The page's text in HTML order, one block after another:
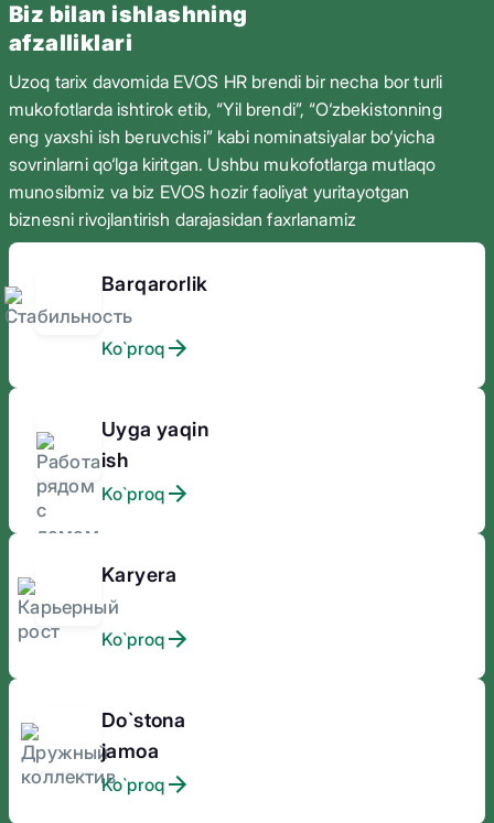
Biz bilan ishlashning
afzalliklari
Uzoq tarix davomida EVOS HR brendi bir necha bor turli
mukofotlarda ishtirok etib, “Yil brendi”, “O‘zbekistonning
eng yaxshi ish beruvchisi” kabi nominatsiyalar bo‘yicha
sovrinlarni qo‘lga kiritgan. Ushbu mukofotlarga mutlaqo
munosibmiz va biz EVOS hozir faoliyat yuritayotgan
biznesni rivojlantirish darajasidan faxrlanamiz
Barqarorlik
Ko`proq
Uyga yaqin
ish
Ko`proq
Karyera
Ko`proq
Do`stona
jamoa
Ko`proq